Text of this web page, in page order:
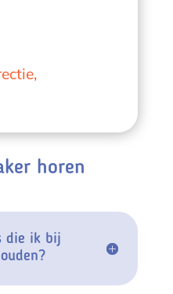
,
horen
die ik bij